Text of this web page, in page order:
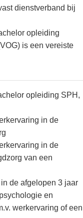
dienstverband bij
opleiding
is een vereiste
opleiding SPH,
in de
in de
van een
de afgelopen 3 jaar
en
werkervaring of een